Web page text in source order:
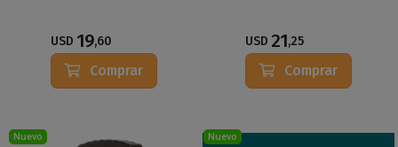
USD 19,60
Comprar
USD 21,25
Comprar
Nuevo Nuevo